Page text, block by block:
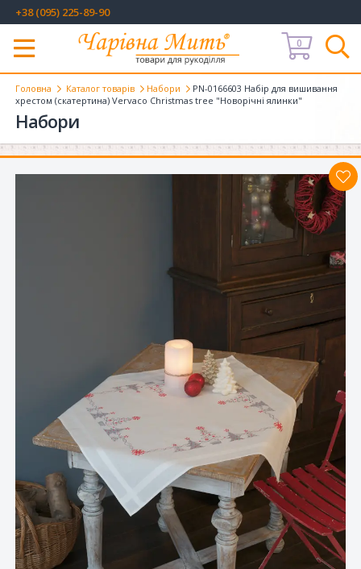
+38 (095) 225-89-90
Меню
0
Головна Каталог товарів Набори
PN-0166603 Набір для вишивання
хрестом (скатертина) Vervaco Christmas tree "Новорічні ялинки"
Набори